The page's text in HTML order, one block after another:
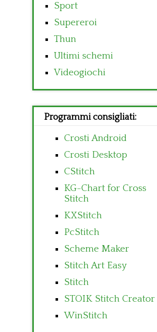
Sport
Supereroi
Thun
Ultimi schemi
Videogiochi
Programmi consigliati:
Crosti Android
Crosti Desktop
CStitch
KG-Chart for Cross
Stitch
KXStitch
PcStitch
Scheme Maker
Stitch Art Easy
Stitch
STOIK Stitch Creator
WinStitch